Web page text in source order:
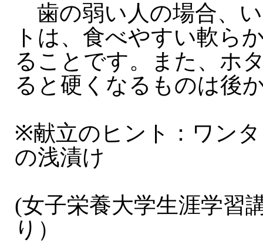
歯の弱い人の場合、
トは、食べやすい軟ら
ることです。また、ホ
ると硬くなるものは後
※献立のヒント：ワン
の浅漬け
(女子栄養大学生涯学
り）